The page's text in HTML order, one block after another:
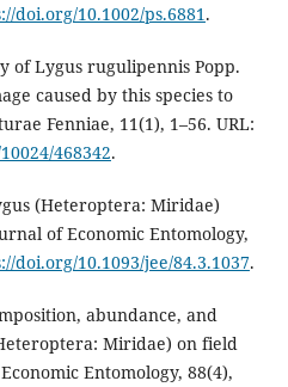
doi.org/10.1002/ps.6881 .
of Lygus rugulipennis Popp.
caused by this species to
Fenniae, 11(1), 1–56. URL:
468342.
(Heteroptera: Miridae)
of Economic Entomology,
doi.org/10.1093/jee/84.3.1037.
abundance, and
Miridae) on field
Entomology, 88(4),